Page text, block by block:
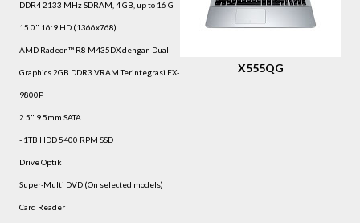
X555QG
DDR4 2133 MHz SDRAM, 4 GB, up to 16 G
15.0" 16:9 HD (1366x768)
AMD Radeon™ R8 M435DX dengan Dual
Graphics 2GB DDR3 VRAM Terintegrasi FX-
9800P
2.5" 9.5mm SATA
- 1TB HDD 5400 RPM SSD
Drive Optik
Super-Multi DVD (On selected models)
Card Reader